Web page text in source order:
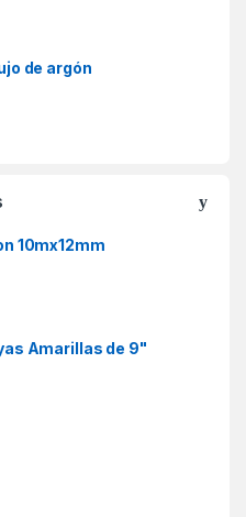
de argón
10mx12mm
Amarillas de 9"